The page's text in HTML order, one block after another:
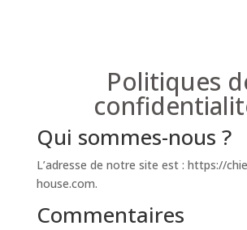
Politiques
Qui sommes-nous ?
L’adresse de notre site est : https://
house.com.
Commentaires